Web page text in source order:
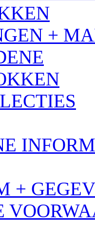
+
+